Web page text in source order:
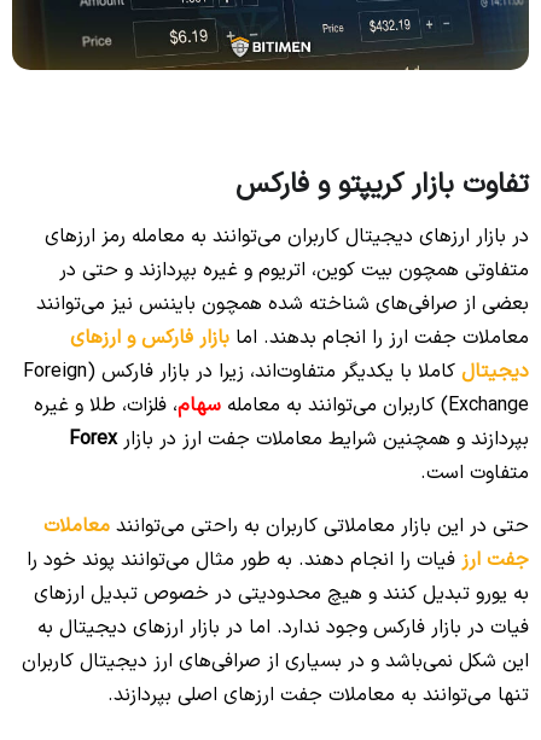
تفاوت بازار کریپتو و فارکس
در بازار ارزهای دیجیتال کاربران می‌توانند به معامله رمز ارزهای
متفاوتی همچون بیت کوین، اتریوم و غیره بپردازند و حتی در
بعضی از صرافی‌های شناخته شده همچون بایننس نیز می‌توانند
معاملات جفت ارز را انجام بدهند. اما بازار فارکس و ارزهای
دیجیتال
کاملا با یکدیگر متفاوت‌اند، زیرا در بازار فارکس (Foreign
Exchange) کاربران می‌توانند به معامله
سهام، فلزات، طلا و غیره
بپردازند و همچنین شرایط معاملات جفت ارز در بازارForex
متفاوت است.
حتی در این بازار معاملاتی کاربران به راحتی می‌توانند معاملات
جفت ارز فیات را انجام دهند. به طور مثال می‌توانند پوند خود را
به یورو تبدیل کنند و هیچ محدودیتی در خصوص تبدیل ارزهای
فیات در بازار فارکس وجود ندارد. اما در بازار ارزهای دیجیتال به
این شکل نمی‌باشد و در بسیاری از صرافی‌های ارز دیجیتال کاربران
تنها می‌توانند به معاملات جفت ارزهای اصلی بپردازند.